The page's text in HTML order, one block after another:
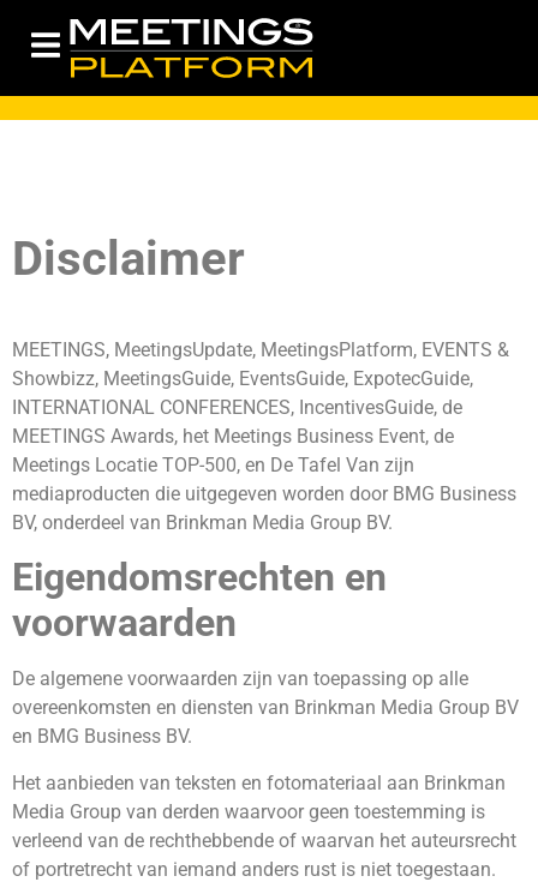
Disclaimer
MEETINGS, MeetingsUpdate, MeetingsPlatform, EVENTS &
Showbizz, MeetingsGuide, EventsGuide, ExpotecGuide,
INTERNATIONAL CONFERENCES, IncentivesGuide, de
MEETINGS Awards, het Meetings Business Event, de
Meetings Locatie TOP-500, en De Tafel Van zijn
mediaproducten die uitgegeven worden door BMG Business
BV, onderdeel van Brinkman Media Group BV.
Eigendomsrechten en
voorwaarden
De algemene voorwaarden zijn van toepassing op alle
overeenkomsten en diensten van Brinkman Media Group BV
en BMG Business BV.
Het aanbieden van teksten en fotomateriaal aan Brinkman
Media Group van derden waarvoor geen toestemming is
verleend van de rechthebbende of waarvan het auteursrecht
of portretrecht van iemand anders rust is niet toegestaan.